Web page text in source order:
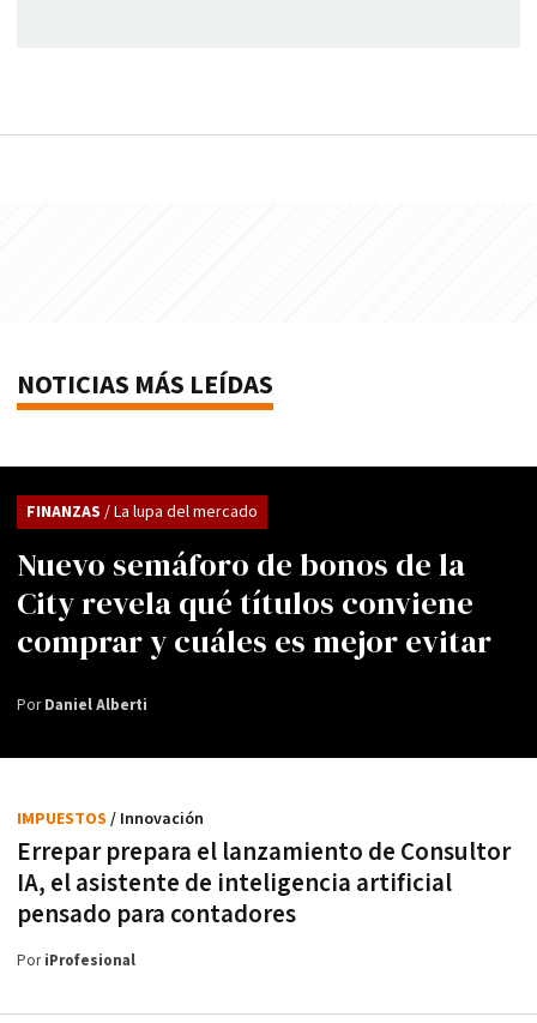
NOTICIAS MÁS LEÍDAS
Nuevo semáforo de bonos de la
City revela qué títulos conviene
comprar y cuáles es mejor evitar
FINANZAS / La lupa del mercado
PorDaniel Alberti
Errepar prepara el lanzamiento de Consultor
IA, el asistente de inteligencia artificial
pensado para contadores
IMPUESTOS / Innovación
PoriProfesional